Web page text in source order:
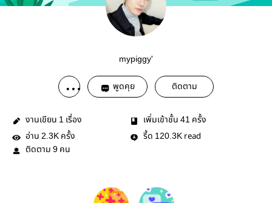
mypiggy'
พูดคุย ติดตาม
งานเขียน 1 เรื่อง เพิ่มเข้าชั้น 41 ครั้ง
อ่าน 2.3K ครั้ง รี้ด 120.3K read
ติดตาม 9 คน